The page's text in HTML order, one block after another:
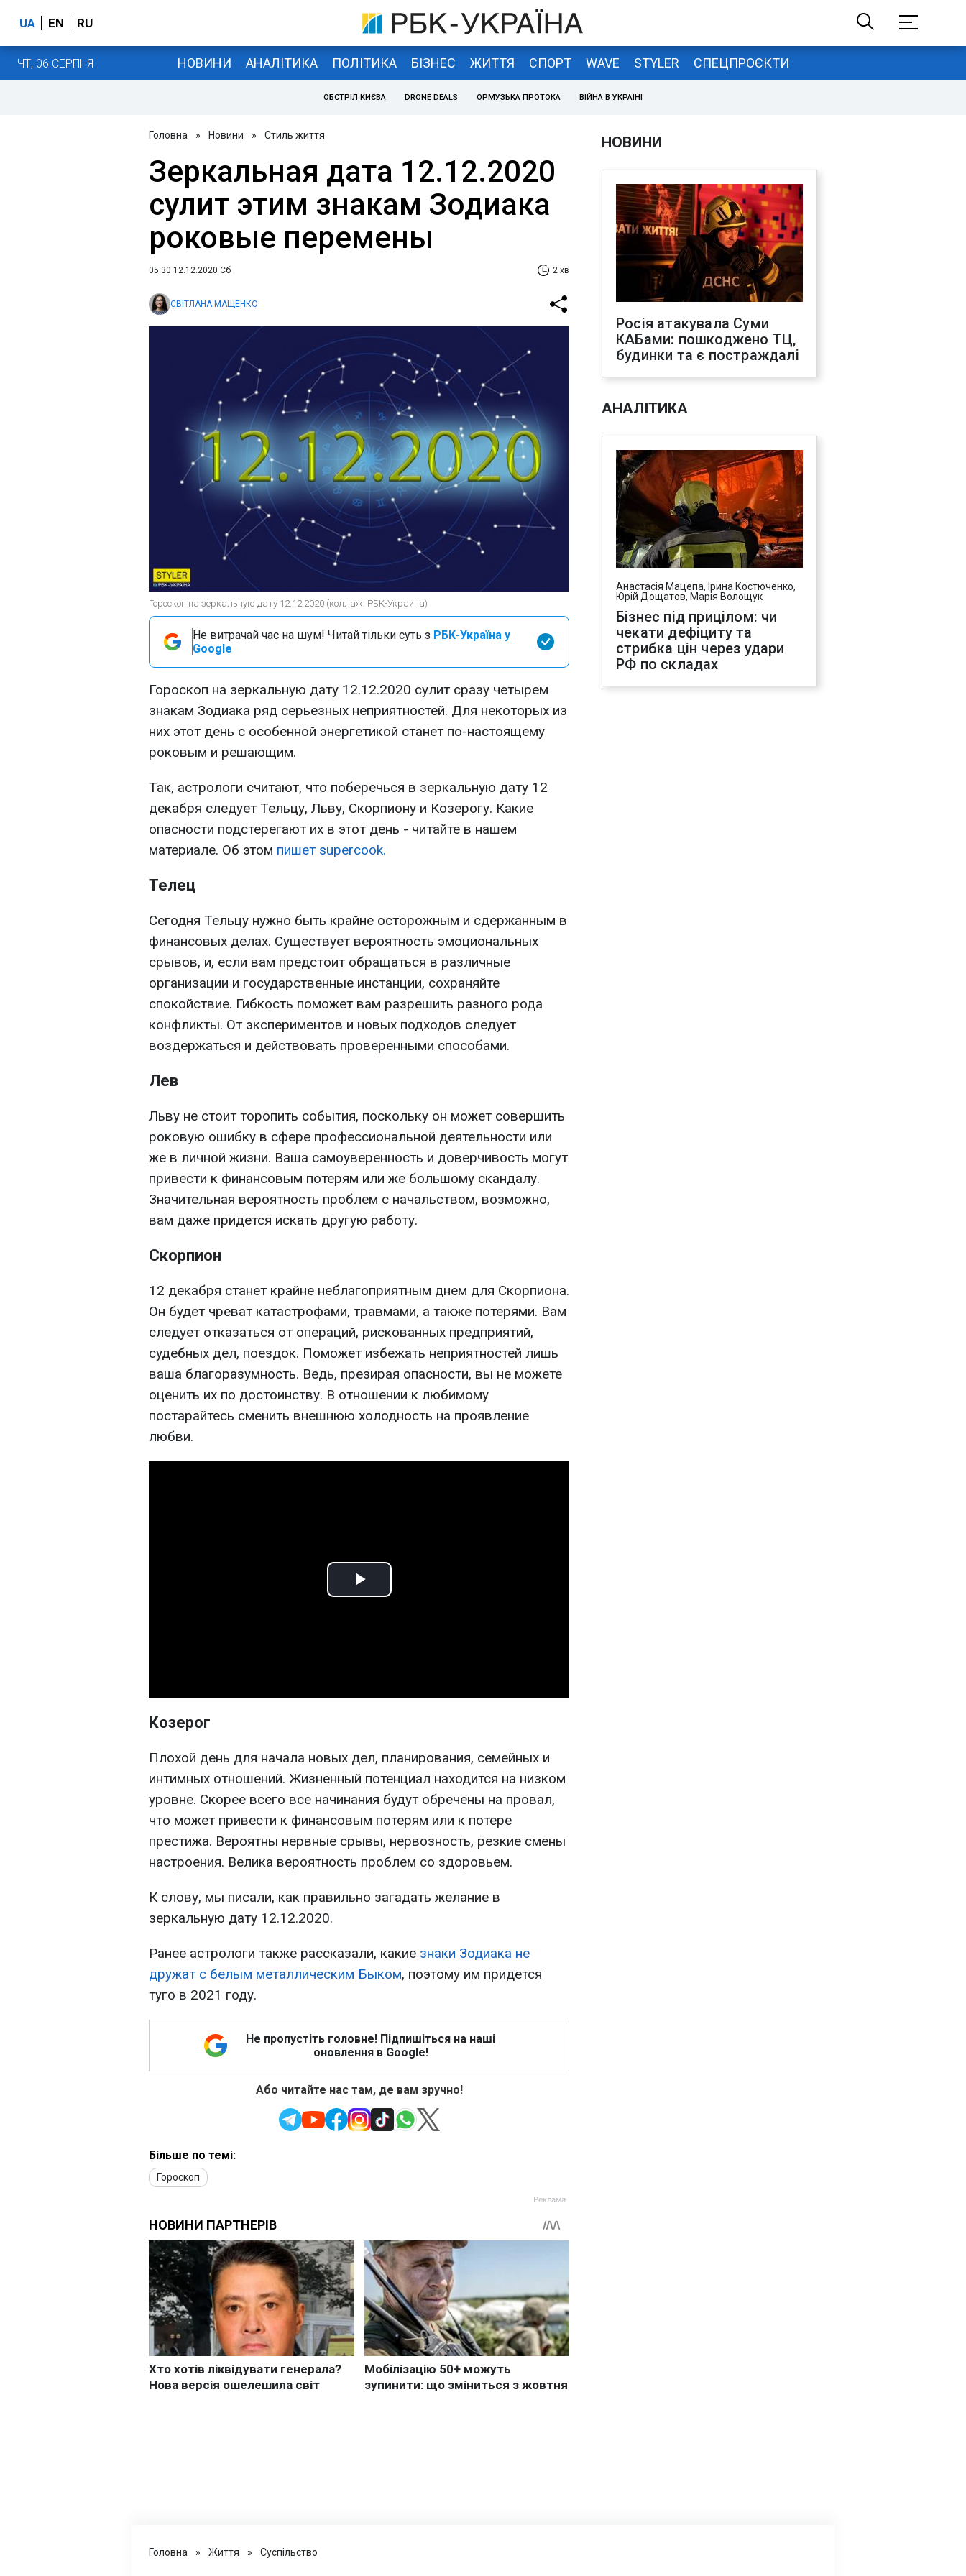
UA EN RU
ЧТ, 06 СЕРПНЯ НОВИНИ АНАЛІТИКА ПОЛІТИКА БІЗНЕС ЖИТТЯ СПОРТ WAVE STYLER СПЕЦПРОЄКТИ
ОБСТРІЛ КИЄВА DRONE DEALS ОРМУЗЬКА ПРОТОКА ВІЙНА В УКРАЇНІ
Головна » Новини » Стиль життя
Зеркальная дата 12.12.2020
сулит этим знакам Зодиака
роковые перемены
05:30 12.12.2020 Сб 2 хв
СВІТЛАНА МАЩЕНКО
Гороскоп на зеркальную дату 12.12.2020 (коллаж: РБК-Украина)
Не витрачай час на шум! Читай тільки суть з РБК-Україна у
Google
Гороскоп на зеркальную дату 12.12.2020 сулит сразу четырем
знакам Зодиака ряд серьезных неприятностей. Для некоторых из
них этот день с особенной энергетикой станет по-настоящему
роковым и решающим.
Так, астрологи считают, что поберечься в зеркальную дату 12
декабря следует Тельцу, Льву, Скорпиону и Козерогу. Какие
опасности подстерегают их в этот день - читайте в нашем
материале. Об этом пишет supercook.
Телец
Сегодня Тельцу нужно быть крайне осторожным и сдержанным в
финансовых делах. Существует вероятность эмоциональных
срывов, и, если вам предстоит обращаться в различные
организации и государственные инстанции, сохраняйте
спокойствие. Гибкость поможет вам разрешить разного рода
конфликты. От экспериментов и новых подходов следует
воздержаться и действовать проверенными способами.
Лев
Льву не стоит торопить события, поскольку он может совершить
роковую ошибку в сфере профессиональной деятельности или
же в личной жизни. Ваша самоуверенность и доверчивость могут
привести к финансовым потерям или же большому скандалу.
Значительная вероятность проблем с начальством, возможно,
вам даже придется искать другую работу.
Скорпион
12 декабря станет крайне неблагоприятным днем для Скорпиона.
Он будет чреват катастрофами, травмами, а также потерями. Вам
следует отказаться от операций, рискованных предприятий,
судебных дел, поездок. Поможет избежать неприятностей лишь
ваша благоразумность. Ведь, презирая опасности, вы не можете
оценить их по достоинству. В отношении к любимому
постарайтесь сменить внешнюю холодность на проявление
любви.
Play
Козерог
Плохой день для начала новых дел, планирования, семейных и
интимных отношений. Жизненный потенциал находится на низком
уровне. Скорее всего все начинания будут обречены на провал,
что может привести к финансовым потерям или к потере
престижа. Вероятны нервные срывы, нервозность, резкие смены
настроения. Велика вероятность проблем со здоровьем.
К слову, мы писали, как правильно загадать желание в
зеркальную дату 12.12.2020.
Ранее астрологи также рассказали, какие знаки Зодиака не
дружат с белым металлическим Быком, поэтому им придется
туго в 2021 году.
Не пропустіть головне! Підпишіться на наші
оновлення в Google!
Або читайте нас там, де вам зручно!
Більше по темі:
Гороскоп
НОВИНИ
Росія атакувала Суми
КАБами: пошкоджено ТЦ,
будинки та є постраждалі
АНАЛІТИКА
Анастасія Мацепа, Ірина Костюченко,
Юрій Дощатов, Марія Волощук
Бізнес під прицілом: чи
чекати дефіциту та
стрибка цін через удари
РФ по складах
Головна » Життя » Суспільство